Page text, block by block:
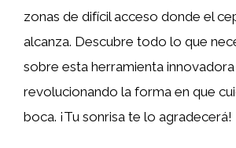
zonas de difícil acceso donde el
alcanza. Descubre todo lo que
sobre esta herramienta
revolucionando la forma en que
boca. ¡Tu sonrisa te lo agradecerá!